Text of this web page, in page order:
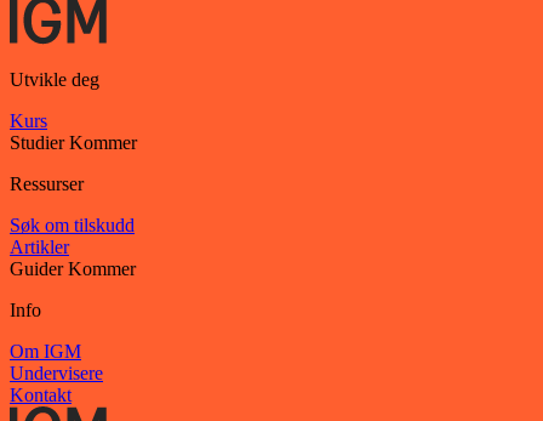
Utvikle deg
Kurs
StudierKommer
Ressurser
Søk om tilskudd
Artikler
GuiderKommer
Info
Om IGM
Undervisere
Kontakt